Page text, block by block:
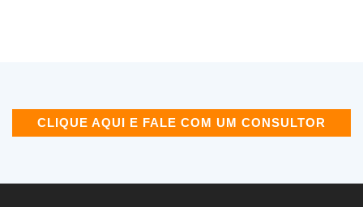
CLIQUE AQUI E FALE COM UM CONSULTOR